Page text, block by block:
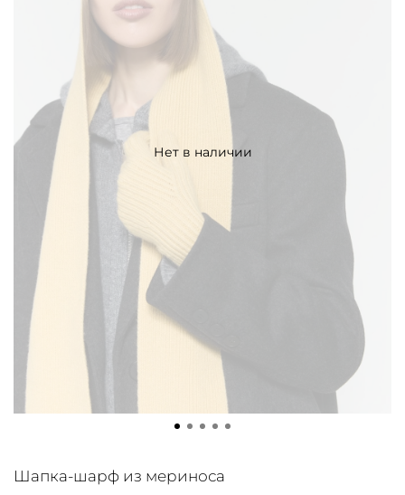
Нет в наличии
Шапка-шарф из мериноса